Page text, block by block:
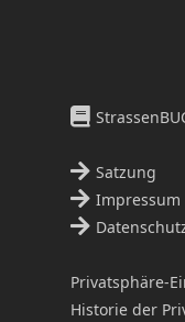
Satzung
Impressum
Privatsphäre-
Historie der